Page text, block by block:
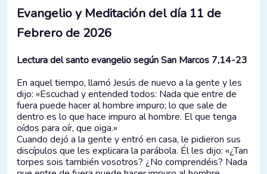
Evangelio y Meditación del día​ 11 de
Febrero de 2026
Lectura del santo evangelio según San Marcos 7,14-23
En aquel tiempo, llamó Jesús de nuevo a la gente y les
dijo: «Escuchad y entended todos: Nada que entre de
fuera puede hacer al hombre impuro; lo que sale de
dentro es lo que hace impuro al hombre. El que tenga
oídos para oír, que oiga.»
Cuando dejó a la gente y entró en casa, le pidieron sus
discípulos que les explicara la parábola. Él les dijo: «¿Tan
torpes sois también vosotros? ¿No comprendéis? Nada